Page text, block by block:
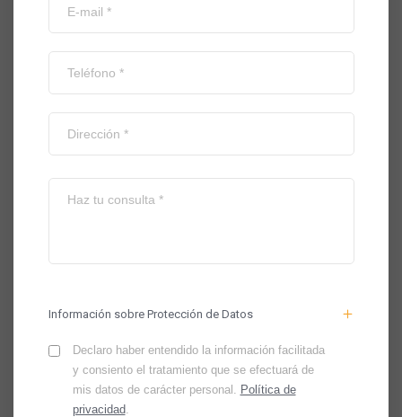
Información sobre Protección de Datos
Declaro haber entendido la información facilitada
y consiento el tratamiento que se efectuará de
mis datos de carácter personal. Política de
privacidad.